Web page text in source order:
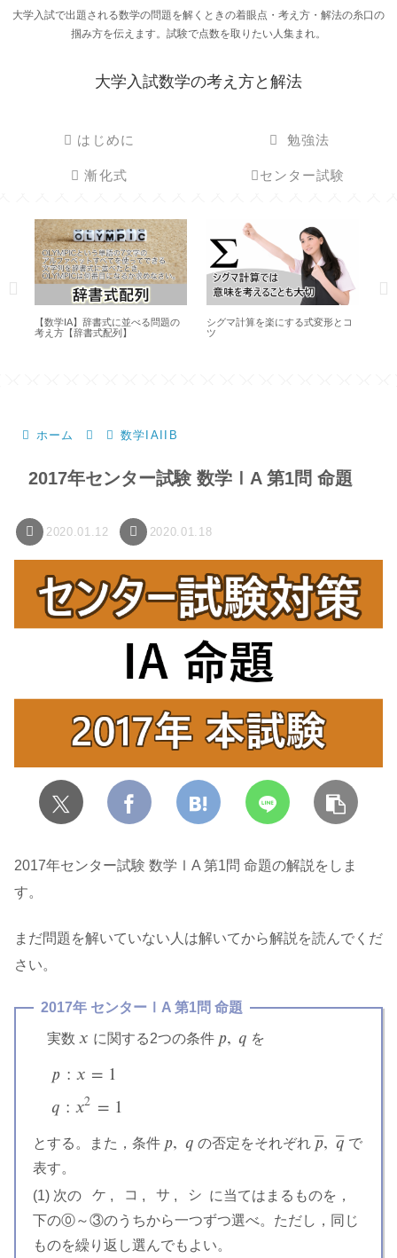
大学入試で出題される数学の問題を解くときの着眼点・考え方・解法の糸口の
掴み方を伝えます。試験で点数を取りたい人集まれ。
大学入試数学の考え方と解法
はじめに 勉強法
漸化式 センター試験
【数学IA】辞書式に並べる問題の
考え方【辞書式配列】
シグマ計算を楽にする式変形とコ
ツ
ホーム 数学IAIIB
2017年センター試験 数学ⅠA 第1問 命題
2020.01.12 2020.01.18
2017年センター試験 数学ⅠA 第1問 命題の解説をしま
す。
まだ問題を解いていない人は解いてから解説を読んでくだ
さい。
2017年 センターⅠA 第1問 命題
実数 𝑥
x に関する2つの条件 𝑝, 𝑞
p, q を
𝑝 : 𝑥 = 1
𝑞 : 𝑥2 = 1
とする。また，条件 𝑝, 𝑞
p, q の否定をそれぞれ 𝑝
⎯⎯
⎯, 𝑞
⎯⎯
⎯
p¯ q ¯
で
表す。
(1) 次の
ケ
ケ , コ
コ , サ
サ , シ
シ
に当てはまるものを，
下の⓪～③のうちから一つずつ選べ。ただし，同じ
ものを繰り返し選んでもよい。